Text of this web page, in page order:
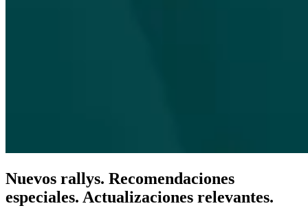
Nuevos rallys. Recomendaciones
especiales. Actualizaciones relevantes.